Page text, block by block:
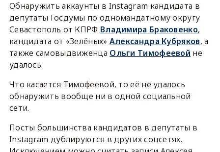
Обнаружить аккаунты в Instagram кандидата в
депутаты Госдумы по одномандатному округу
Севастополь от КПРФ Владимира Браковенко,
кандидата от «Зелёных» Александра Кубряков, а
также самовыдвиженца Ольги Тимофеевой не
удалось.
Что касается Тимофеевой, то её не удалось
обнаружить вообще ни в одной социальной
сети.
Посты большинства кандидатов в депутаты в
Instagram дублируются в других соцсетях.